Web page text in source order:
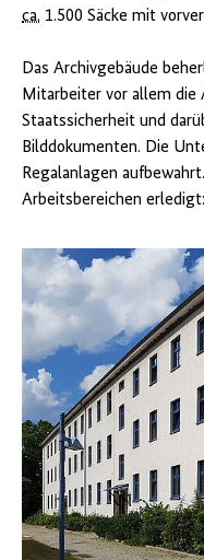
ca. 1.500 Säcke mit
Das Archivgebäude
Mitarbeiter vor allem die
Staatssicherheit und
Bilddokumenten. Die
Regalanlagen
Arbeitsbereichen